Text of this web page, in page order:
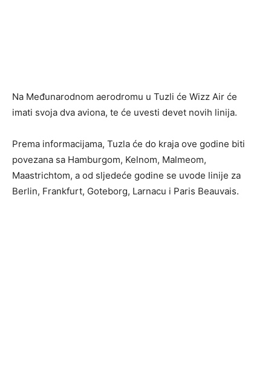
Na Međunarodnom aerodromu u Tuzli će Wizz Air će
imati svoja dva aviona, te će uvesti devet novih linija.
Prema informacijama, Tuzla će do kraja ove godine biti
povezana sa Hamburgom, Kelnom, Malmeom,
Maastrichtom, a od sljedeće godine se uvode linije za
Berlin, Frankfurt, Goteborg, Larnacu i Paris Beauvais.